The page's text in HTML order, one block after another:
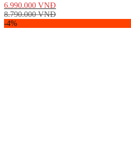
6.990.000 VNĐ
8.790.000VNĐ
-4%